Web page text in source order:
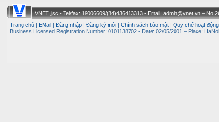
VNET.,jsc - Tel/fax: 19006609/(84)436413313 - Email: admin@vnet.vn –
Trang chủ
EMail Đăng nhập Đăng ký mới Chính sách bảo mật Quy chế hoạt động
Business Licensed Registration Number: 0101138702 - Date: 02/05/2001 – Place: